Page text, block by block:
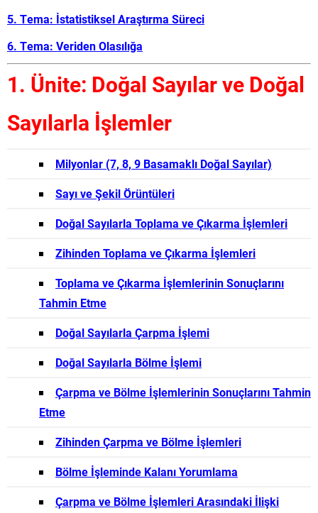
5. Tema: İstatistiksel Araştırma Süreci
6. Tema: Veriden Olasılığa
1. Ünite: Doğal Sayılar ve Doğal
Sayılarla İşlemler
Milyonlar (7, 8, 9 Basamaklı Doğal Sayılar)
Sayı ve Şekil Örüntüleri
Doğal Sayılarla Toplama ve Çıkarma İşlemleri
Zihinden Toplama ve Çıkarma İşlemleri
Toplama ve Çıkarma İşlemlerinin Sonuçlarını
Tahmin Etme
Doğal Sayılarla Çarpma İşlemi
Doğal Sayılarla Bölme İşlemi
Çarpma ve Bölme İşlemlerinin Sonuçlarını Tahmin
Etme
Zihinden Çarpma ve Bölme İşlemleri
Bölme İşleminde Kalanı Yorumlama
Çarpma ve Bölme İşlemleri Arasındaki İlişki